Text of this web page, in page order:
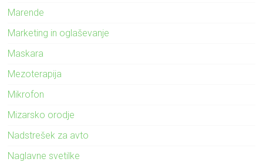
Marende
Marketing in oglaševanje
Maskara
Mezoterapija
Mikrofon
Mizarsko orodje
Nadstrešek za avto
Naglavne svetilke